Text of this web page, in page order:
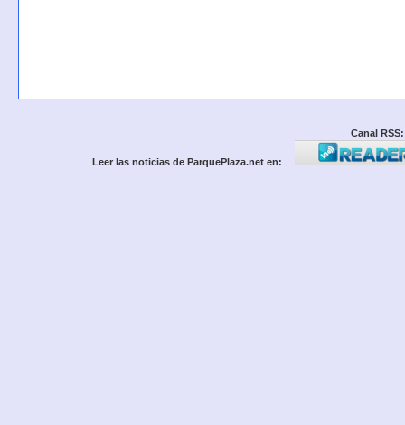
Canal RSS:
Leer las noticias de ParquePlaza.net en: